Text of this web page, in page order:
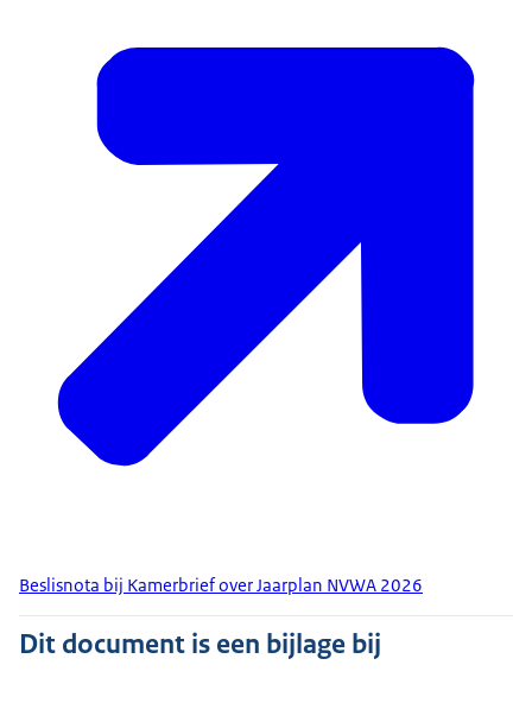
Beslisnota bij Kamerbrief over Jaarplan NVWA 2026
Dit document is een bijlage bij